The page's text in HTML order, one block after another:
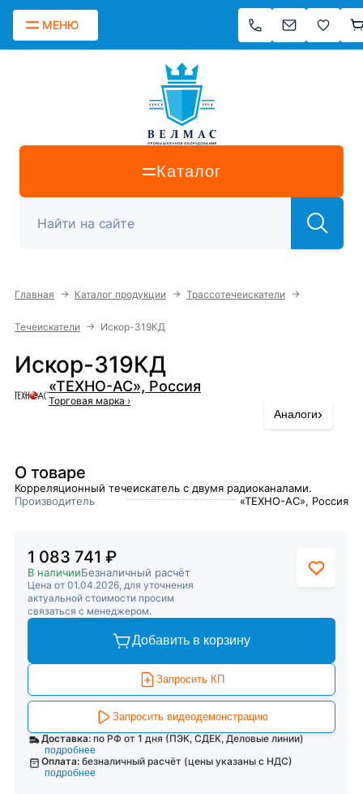
МЕНЮ
Каталог
Главная → Каталог продукции → Трассотечеискатели →
Течеискатели → Искор-319КД
Искор-319КД
«ТЕХНО-АС», Россия
Торговая марка ›
Аналоги›
О товаре
Корреляционный течеискатель с двумя радиоканалами.
Производитель
«ТЕХНО-АС», Россия
1 083 741 ₽
В наличииБезналичный расчёт
Цена от 01.04.2026, для уточнения
актуальной стоимости просим
связаться с менеджером.
Добавить в корзину
Запросить КП
Запросить видеодемонстрацию
Доставка: по РФ от 1 дня (ПЭК, СДЕК, Деловые линии)
подробнее
Оплата: безналичный расчёт (цены указаны с НДС)
подробнее